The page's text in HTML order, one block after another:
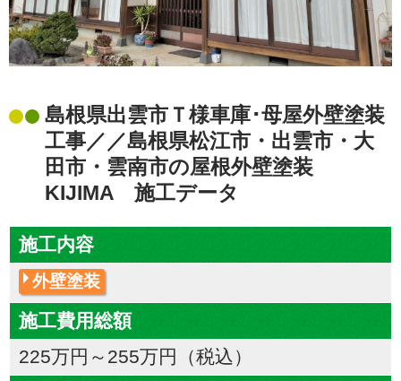
島根県出雲市Ｔ様車庫･母屋外壁塗装
工事／／島根県松江市・出雲市・大
田市・雲南市の屋根外壁塗装
KIJIMA 施工データ
施工内容
外壁塗装
施工費用総額
225万円～255万円（税込）